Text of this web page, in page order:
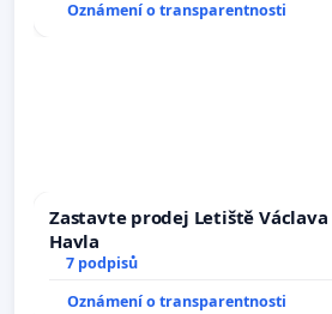
Oznámení o transparentnosti
Zastavte prodej Letiště Václava
Havla
7 podpisů
Oznámení o transparentnosti